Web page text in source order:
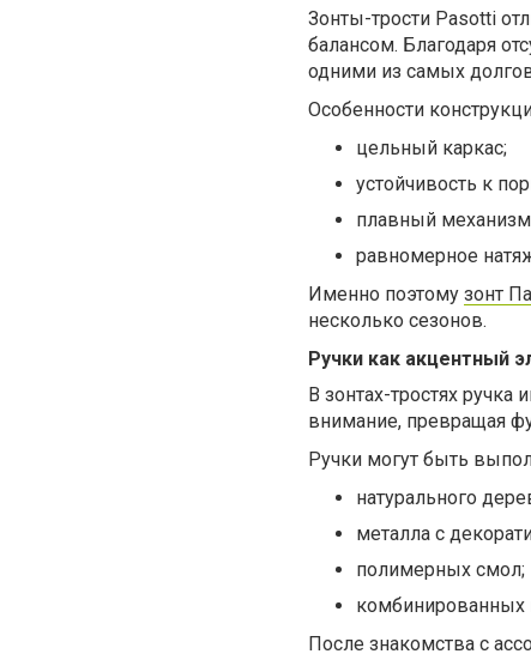
Зонты-трости Pasotti
балансом. Благодаря
одними из самых
Особенности
цельный каркас;
устойчивость к
плавный
равномерное
Именно поэтому зонт
несколько сезонов.
Ручки как акцентный
В зонтах-тростях
внимание, превращая
Ручки могут быть
натурального
металла с
полимерных смол;
комбинированных
После знакомства с